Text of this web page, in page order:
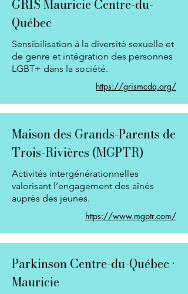
GRIS Mauricie Centre-du-
Québec
Sensibilisation à la diversité sexuelle et
de genre et intégration des personnes
LGBT+ dans la société.
https://grismcdq.org/
Maison des Grands-Parents de
Trois-Rivières (MGPTR)
Activités intergénérationnelles
valorisant l’engagement des aînés
auprès des jeunes.
https://www.mgptr.com/
Parkinson Centre-du-Québec •
Mauricie